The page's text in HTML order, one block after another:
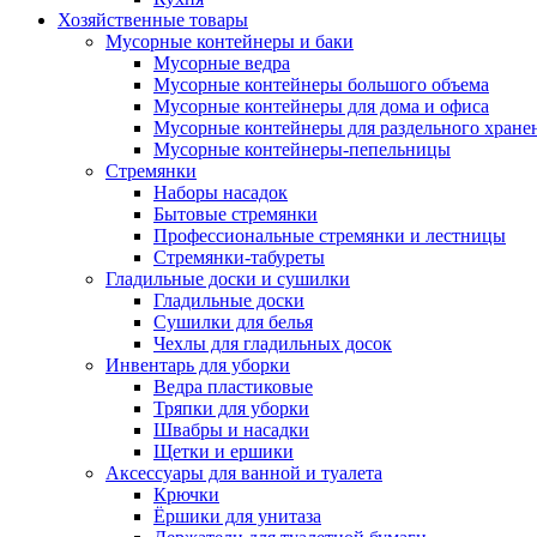
Хозяйственные товары
Мусорные контейнеры и баки
Мусорные ведра
Мусорные контейнеры большого объема
Мусорные контейнеры для дома и офиса
Мусорные контейнеры для раздельного
Мусорные контейнеры-пепельницы
Стремянки
Наборы насадок
Бытовые стремянки
Профессиональные стремянки и лестницы
Стремянки-табуреты
Гладильные доски и сушилки
Гладильные доски
Сушилки для белья
Чехлы для гладильных досок
Инвентарь для уборки
Ведра пластиковые
Тряпки для уборки
Швабры и насадки
Щетки и ершики
Аксессуары для ванной и туалета
Крючки
Ёршики для унитаза